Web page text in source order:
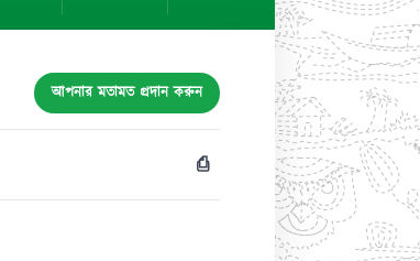
আপনার মতামত প্রদান করুন
⎙